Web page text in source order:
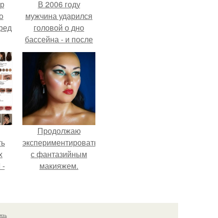
В 2006 году
мужчина ударился
головой о дно
бассейна - и после
этого его жизнь
изменилась самым
странным образом.
-
Продолжаю
экспериментировать
с фантазийным
макияжем.